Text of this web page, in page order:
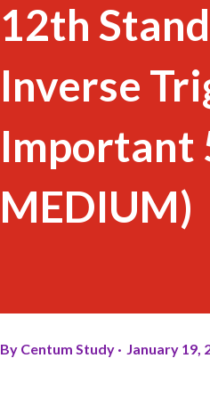
12th
Inverse
Important
MEDIUM)
By Centum Study January 19,